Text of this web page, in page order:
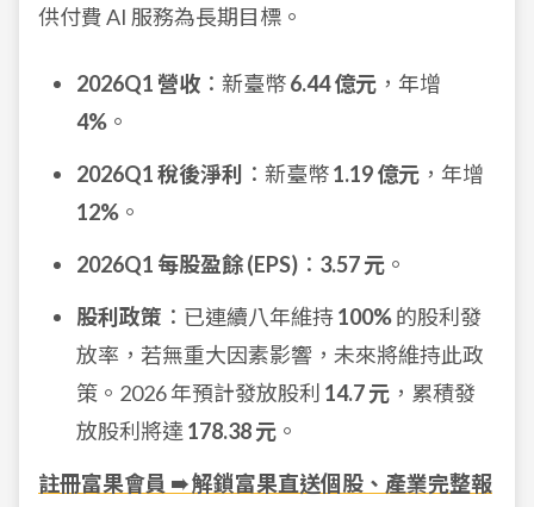
供付費 AI 服務為長期目標。
2026Q1 營收 ：新臺幣6.44 億元 ，年增
4% 。
2026Q1 稅後淨利
：新臺幣1.19 億元 ，年增
12% 。
2026Q1 每股盈餘 (EPS) ： 3.57 元 。
股利政策 ：已連續八年維持100%的股利發
放率，若無重大因素影響，未來將維持此政
策。2026 年預計發放股利 14.7 元 ，累積發
放股利將達 178.38 元 。
註冊富果會員 ➠ 解鎖富果直送個股、產業完整報